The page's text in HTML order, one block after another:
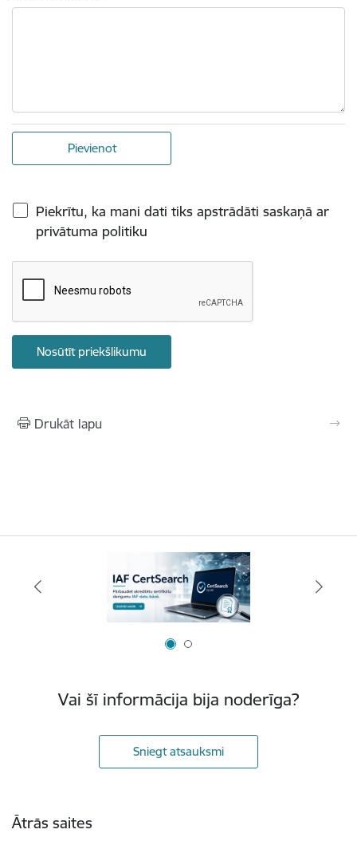
Piekrītu, ka mani dati tiks apstrādāti saskaņā ar
privātuma politiku
Drukāt lapu
Vai šī informācija bija noderīga?
Sniegt atsauksmi
Ātrās saites